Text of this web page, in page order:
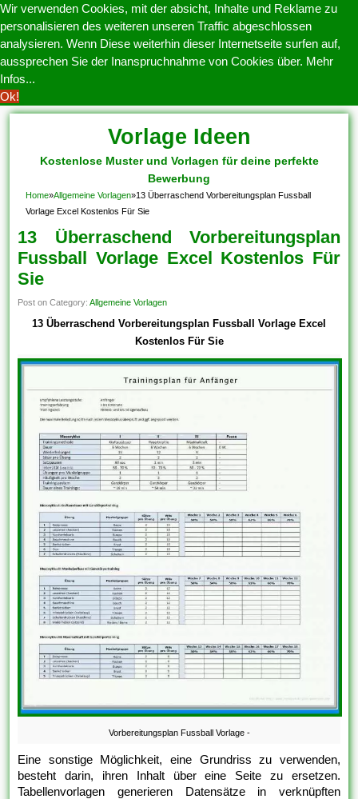
Wir verwenden Cookies, mit der absicht, Inhalte und Reklame zu
personalisieren des weiteren unseren Traffic abgeschlossen
analysieren. Wenn Diese weiterhin dieser Internetseite surfen auf,
aussprechen Sie der Inanspruchnahme von Cookies über. Mehr
Infos...
Ok!
Vorlage Ideen
Kostenlose Muster und Vorlagen für deine perfekte
Bewerbung
Home»Allgemeine Vorlagen»13 Überraschend Vorbereitungsplan Fussball
Vorlage Excel Kostenlos Für Sie
13 Überraschend Vorbereitungsplan
Fussball Vorlage Excel Kostenlos Für
Sie
Post on Category:Allgemeine Vorlagen
13 Überraschend Vorbereitungsplan Fussball Vorlage Excel
Kostenlos Für Sie
Vorbereitungsplan Fussball Vorlage -
Eine sonstige Möglichkeit, eine Grundriss zu verwenden,
besteht darin, ihren Inhalt über eine Seite zu ersetzen.
Tabellenvorlagen generieren Datensätze in verknüpften